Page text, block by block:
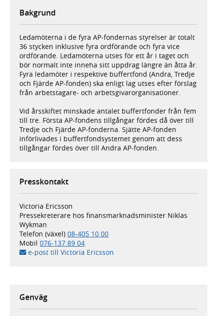
Bakgrund
Ledamöterna i de fyra AP-fondernas styrelser är totalt
36 stycken inklusive fyra ordförande och fyra vice
ordförande. Ledamöterna utses för ett år i taget och
bör normalt inte inneha sitt uppdrag längre än åtta år.
Fyra ledamöter i respektive buffertfond (Andra, Tredje
och Fjärde AP-fonden) ska enligt lag utses efter förslag
från arbetstagare- och arbetsgivarorganisationer.
Vid årsskiftet minskade antalet buffertfonder från fem
till tre. Första AP-fondens tillgångar fördes då över till
Tredje och Fjärde AP‑fonderna. Sjätte AP‑fonden
införlivades i buffertfondsystemet genom att dess
tillgångar fördes över till Andra AP‑fonden.
Presskontakt
Victoria Ericsson
Pressekreterare hos finansmarknadsminister Niklas
Wykman
Telefon (växel) 08-405 10 00
Mobil 076-137 89 04
e-post till Victoria Ericsson
Genväg